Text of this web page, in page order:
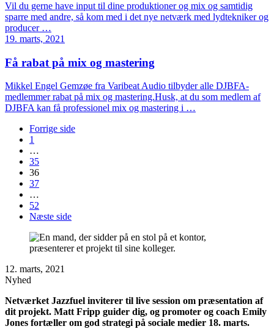
Vil du gerne have input til dine produktioner og mix og samtidig
sparre med andre, så kom med i det nye netværk med lydtekniker og
producer …
19. marts, 2021
Få rabat på mix og mastering
Mikkel Engel Gemzøe fra Varibeat Audio tilbyder alle DJBFA-
medlemmer rabat på mix og mastering.Husk, at du som medlem af
DJBFA kan få professionel mix og mastering i …
Forrige side
1
…
35
36
37
…
52
Næste side
12. marts, 2021
Nyhed
Netværket Jazzfuel inviterer til live session om præsentation af
dit projekt. Matt Fripp guider dig, og promoter og coach Emily
Jones fortæller om god strategi på sociale medier 18. marts.